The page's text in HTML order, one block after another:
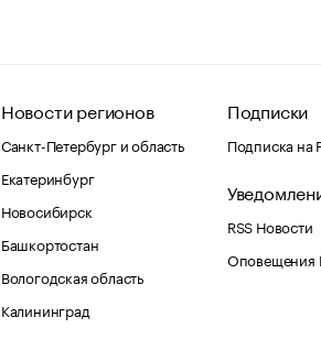
Новости регионов
Санкт-Петербург и область
Екатеринбург
Новосибирск
Башкортостан
Вологодская область
Калининград
Подписки
Подписка на
RSS Новости
Оповещения